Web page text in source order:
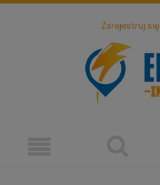
Zarejestruj się